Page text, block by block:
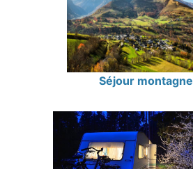
Séjour montagne